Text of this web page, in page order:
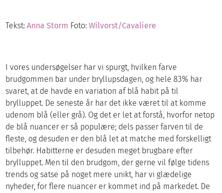
Tekst:Anna Storm Foto:Wilvorst/Cavaliere
I vores undersøgelser har vi spurgt, hvilken farve
brudgommen bar under bryllupsdagen, og hele 83% har
svaret, at de havde en variation af blå habit på til
brylluppet. De seneste år har det ikke været til at komme
udenom blå (eller grå). Og det er let at forstå, hvorfor netop
de blå nuancer er så populære; dels passer farven til de
fleste, og desuden er den blå let at matche med forskelligt
tilbehør. Habitterne er desuden meget brugbare efter
brylluppet. Men til den brudgom, der gerne vil følge tidens
trends og satse på noget mere unikt, har vi glædelige
nyheder, for flere nuancer er kommet ind på markedet. De